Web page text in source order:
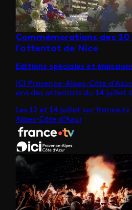
Commémorations des 10
l'attentat de Nice
Editions spéciales et
ICI Provence-Alpes-Côte
ans des attentats du 14 juillet
Les 12 et 14 juillet sur
Alpes-Côte d'Azur